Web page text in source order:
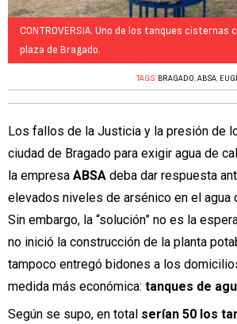
CONTROVERSIA. Uno de los tanques cisternas
plaza de Bragado.
TAGS: BRAGADO,ABSA,
Los fallos de la Justicia y la presión de
ciudad de Bragado para exigir agua de
la empresa ABSA deba dar respuesta
elevados niveles de arsénico en el agua
Sin embargo, la “solución” no es la
no inició la construcción de la planta
tampoco entregó bidones a los
medida más económica: tanques de
Según se supo, en total serían 50 los